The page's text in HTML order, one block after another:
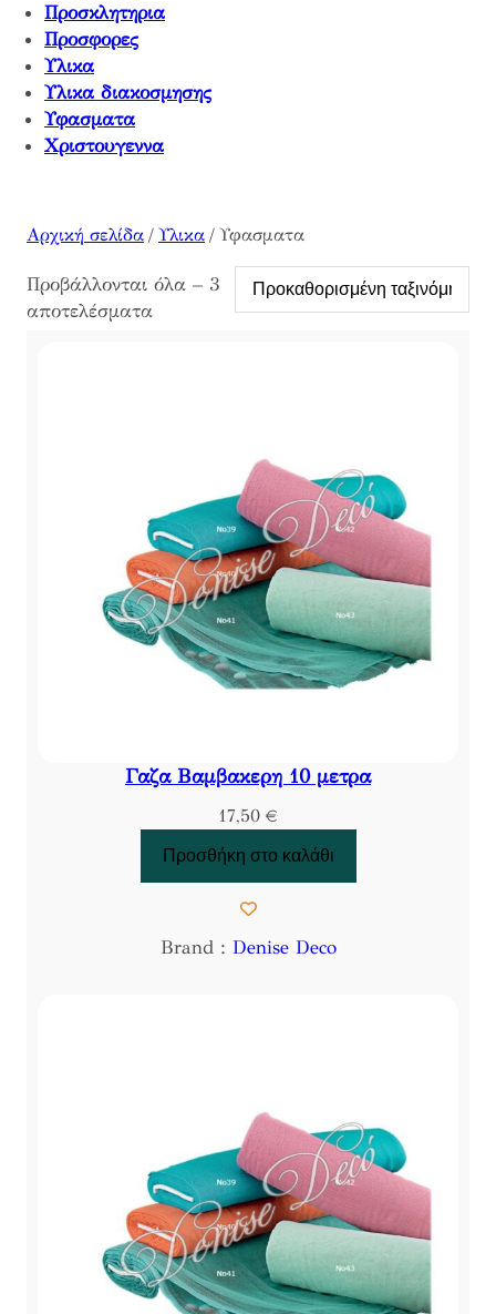
Προσκλητηρια
Προσφορες
Υλικα
Υλικα διακοσμησης
Υφασματα
Χριστουγεννα
Αρχική σελίδα / Υλικα / Υφασματα
Προβάλλονται όλα – 3
αποτελέσματα
Γαζα Βαμβακερη 10 μετρα
17,50 €
Προσθήκη στο καλάθι
Brand : Denise Deco